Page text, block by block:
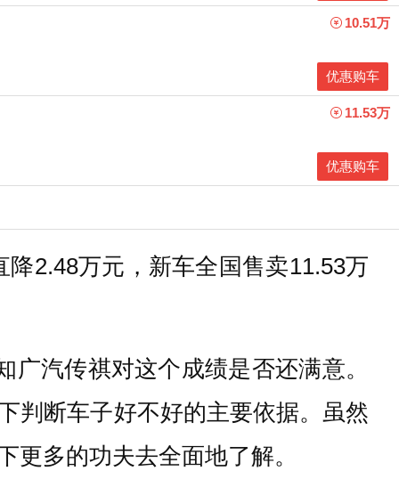
10.51万
优惠购车
11.53万
优惠购车
2.48万元，新车全国售卖11.53万
汽传祺对这个成绩是否还满意。
判断车子好不好的主要依据。虽然
多的功夫去全面地了解。